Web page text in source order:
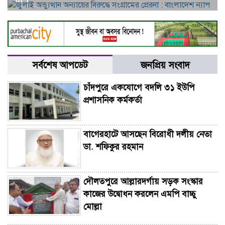
সর্বশেষ আপডেট জনপ্রিয় সংবাদ
চাঁদপুরে একযোগে বদলি ৩১ ইউপি
প্রশাসনিক কর্মকর্তা
বাগেরহাটে আসছেন বিরোধী দলীয় নেতা
ডা. শফিকুর রহমান
দৌলতপুরে আল্লারদর্গায় সড়ক সংস্কার
কাজের উদ্বোধন করলেন এমপি বাচ্চু
মোল্লা